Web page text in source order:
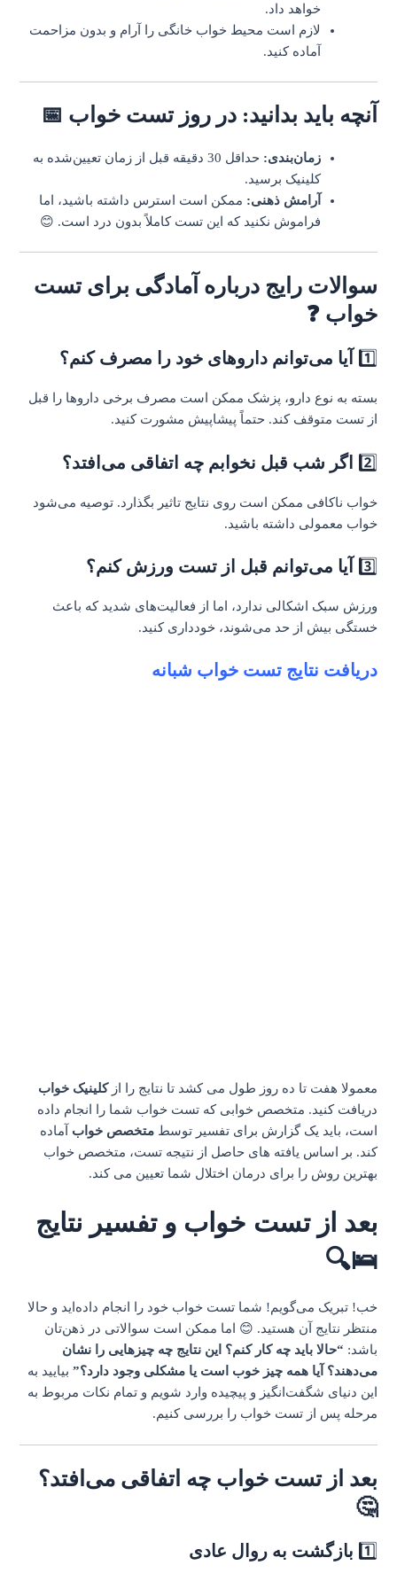
خواهد داد.
لازم است محیط خواب خانگی را آرام و بدون مزاحمت
آماده کنید.
آنچه باید بدانید: در روز تست خواب 📅
زمان‌بندی:
حداقل 30 دقیقه قبل از زمان تعیین‌شده به
کلینیک برسید.
آرامش ذهنی:ممکن است استرس داشته باشید، اما
فراموش نکنید که این تست کاملاً بدون درد است. 😊
سوالات رایج درباره آمادگی برای تست
خواب ❓
آیا می‌توانم داروهای خود را مصرف کنم؟
بسته به نوع دارو، پزشک ممکن است مصرف برخی داروها را قبل
از تست متوقف کند. حتماً پیشاپیش مشورت کنید.
اگر شب قبل نخوابم چه اتفاقی می‌افتد؟
خواب ناکافی ممکن است روی نتایج تاثیر بگذارد. توصیه می‌شود
خواب معمولی داشته باشید.
آیا می‌توانم قبل از تست ورزش کنم؟
ورزش سبک اشکالی ندارد، اما از فعالیت‌های شدید که باعث
خستگی بیش از حد می‌شوند، خودداری کنید.
دریافت نتایج تست خواب شبانه
معمولا هفت تا ده روز طول می کشد تا نتایج را از
کلینیک خواب
دریافت کنید. متخصص خوابی که تست خواب شما را انجام داده
است، باید یک گزارش برای تفسیر توسطمتخصص خوابآماده
کند. بر اساس یافته های حاصل از نتیجه تست، متخصص خواب
بهترین روش را برای درمان اختلال شما تعیین می کند.
بعد از تست خواب و تفسیر نتایج
🛌🔍
خب! تبریک می‌گویم! شما تست خواب خود را انجام داده‌اید و حالا
منتظر نتایج آن هستید. 😊 اما ممکن است سوالاتی در ذهن‌تان
باشد:“حالا باید چه کار کنم؟ این نتایج چه چیزهایی را نشان
می‌دهند؟ آیا همه چیز خوب است یا مشکلی وجود دارد؟”بیایید به
این دنیای شگفت‌انگیز و پیچیده وارد شویم و تمام نکات مربوط به
مرحله پس از تست خواب را بررسی کنیم.
بعد از تست خواب چه اتفاقی می‌افتد؟
🤔
بازگشت به روال عادی